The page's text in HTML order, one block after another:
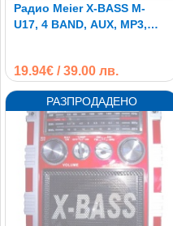
Радио Meier X-BASS M-
U17, 4 BAND, AUX, MP3,
19.94€ / 39.00 лв.